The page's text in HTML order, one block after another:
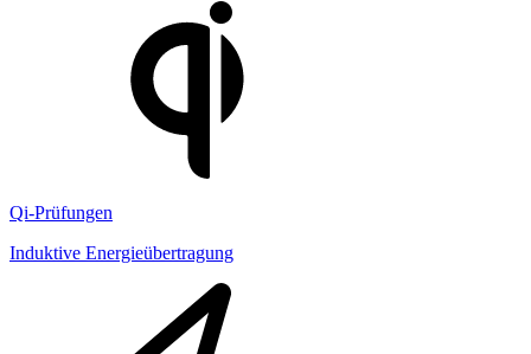
Qi-Prüfungen
Induktive Energieübertragung